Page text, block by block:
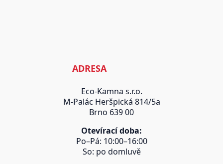
ADRESA
Eco-Kamna s.r.o.
M-Palác Heršpická 814/5a
Brno 639 00
Otevírací doba:
Po–Pá: 10:00–16:00
So: po domluvě